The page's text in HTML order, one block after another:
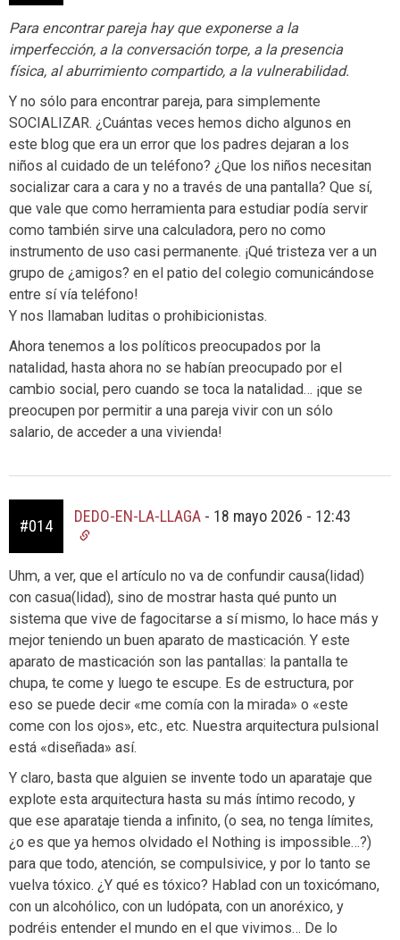
Para encontrar pareja hay que exponerse a la
imperfección, a la conversación torpe, a la presencia
física, al aburrimiento compartido, a la vulnerabilidad.
Y no sólo para encontrar pareja, para simplemente
SOCIALIZAR. ¿Cuántas veces hemos dicho algunos en
este blog que era un error que los padres dejaran a los
niños al cuidado de un teléfono? ¿Que los niños necesitan
socializar cara a cara y no a través de una pantalla? Que sí,
que vale que como herramienta para estudiar podía servir
como también sirve una calculadora, pero no como
instrumento de uso casi permanente. ¡Qué tristeza ver a un
grupo de ¿amigos? en el patio del colegio comunicándose
entre sí vía teléfono!
Y nos llamaban luditas o prohibicionistas.
Ahora tenemos a los políticos preocupados por la
natalidad, hasta ahora no se habían preocupado por el
cambio social, pero cuando se toca la natalidad… ¡que se
preocupen por permitir a una pareja vivir con un sólo
salario, de acceder a una vivienda!
#014
DEDO-EN-LA-LLAGA - 18 mayo 2026 - 12:43
Uhm, a ver, que el artículo no va de confundir causa(lidad)
con casua(lidad), sino de mostrar hasta qué punto un
sistema que vive de fagocitarse a sí mismo, lo hace más y
mejor teniendo un buen aparato de masticación. Y este
aparato de masticación son las pantallas: la pantalla te
chupa, te come y luego te escupe. Es de estructura, por
eso se puede decir «me comía con la mirada» o «este
come con los ojos», etc., etc. Nuestra arquitectura pulsional
está «diseñada» así.
Y claro, basta que alguien se invente todo un aparataje que
explote esta arquitectura hasta su más íntimo recodo, y
que ese aparataje tienda a infinito, (o sea, no tenga límites,
¿o es que ya hemos olvidado el Nothing is impossible…?)
para que todo, atención, se compulsivice, y por lo tanto se
vuelva tóxico. ¿Y qué es tóxico? Hablad con un toxicómano,
con un alcohólico, con un ludópata, con un anoréxico, y
podréis entender el mundo en el que vivimos… De lo